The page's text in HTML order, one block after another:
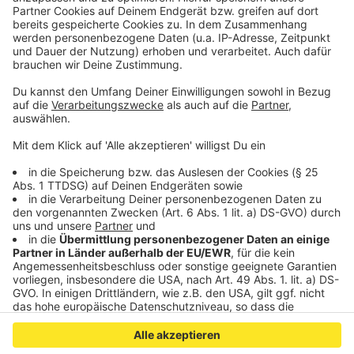
Sebastian Fitzek tritt im Rahmen seiner "größten
Thriller-Tour der Welt" zweimal in Nordrhein-Westfalen
auf. Beide Termine werden von den NRW-Lokalradios
präsentiert.
28.11.2024: Köln, Lanxess Arena-TICKETS
Anzeige